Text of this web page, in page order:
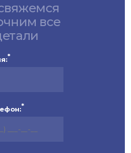
все
*
*